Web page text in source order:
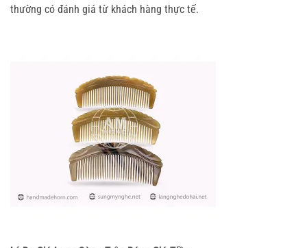
thường có đánh giá từ khách hàng thực tế.